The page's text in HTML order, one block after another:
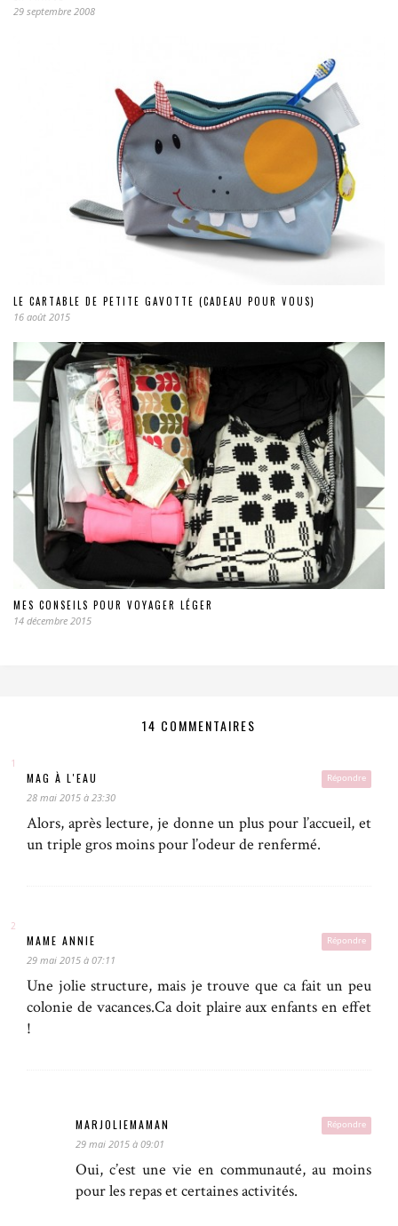
29 septembre 2008
LE CARTABLE DE PETITE GAVOTTE (CADEAU POUR VOUS)
16 août 2015
MES CONSEILS POUR VOYAGER LÉGER
14 décembre 2015
14 COMMENTAIRES
Répondre
MAG À L'EAU
28 mai 2015 à 23:30
Alors, après lecture, je donne un plus pour l’accueil, et
un triple gros moins pour l’odeur de renfermé.
Répondre
MAME ANNIE
29 mai 2015 à 07:11
Une jolie structure, mais je trouve que ca fait un peu
colonie de vacances.Ca doit plaire aux enfants en effet
!
Répondre
MARJOLIEMAMAN
29 mai 2015 à 09:01
Oui, c’est une vie en communauté, au moins
pour les repas et certaines activités.